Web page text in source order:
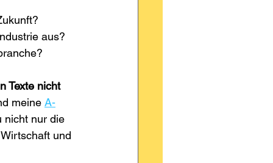
aus?
Texte nicht
meine A-
nicht nur die
und